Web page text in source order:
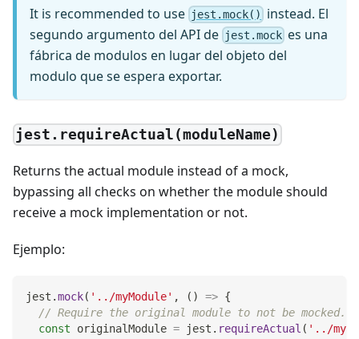
It is recommended to use jest.mock()
instead. El
segundo argumento del API de jest.mock es una
fábrica de modulos en lugar del objeto del
modulo que se espera exportar.
jest.requireActual(moduleName)
Returns the actual module instead of a mock,
bypassing all checks on whether the module should
receive a mock implementation or not.
Ejemplo:
jest .mock( '../myModule' , ( ) => {
// Require the original module to not be mocked...
const originalModule = jest . requireActual ( '../